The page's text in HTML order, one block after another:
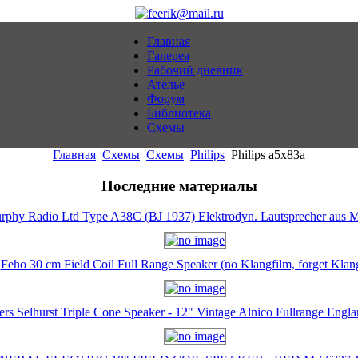
Главная
Галерея
Рабочий дневник
Ателье
Форум
Библиотека
Схемы
Главная Схемы Схемы Philips Philips a5x83a
Последние материалы
Radio Ltd Type A38C (BJ 1937) Elektrodyn. Lautsprecher aus
Feho 30 cm Field Coil Full Range Speaker (no Klangfilm, forget
Selhurst Triple Cone Speaker - 12" Vintage Alnico Fullrange